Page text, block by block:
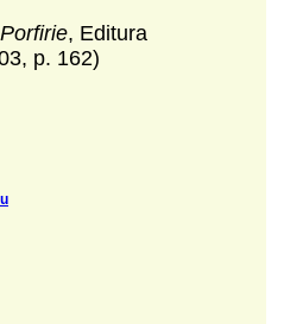
, Editura
p. 162)